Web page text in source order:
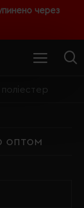
через
оптом